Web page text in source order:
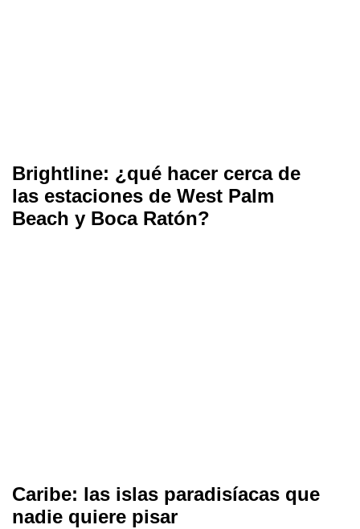
Brightline: ¿qué hacer cerca de
las estaciones de West Palm
Beach y Boca Ratón?
Caribe: las islas paradisíacas que
nadie quiere pisar